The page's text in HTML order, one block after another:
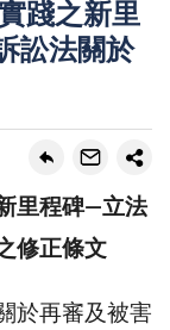
踐之新里
訟法關於
里程碑—立法
修正條文
於再審及被害